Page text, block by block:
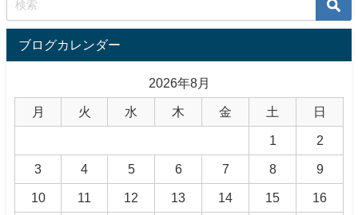
ブログカレンダー
2026年8月
月 火 水 木 金 土 日
1 2
3 4 5 6 7 8 9
10 11 12 13 14 15 16